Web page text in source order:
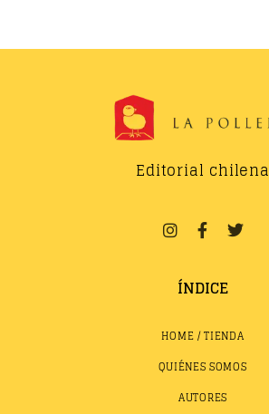
Editorial chilena
ÍNDICE
HOME / TIENDA
QUIÉNES SOMOS
AUTORES